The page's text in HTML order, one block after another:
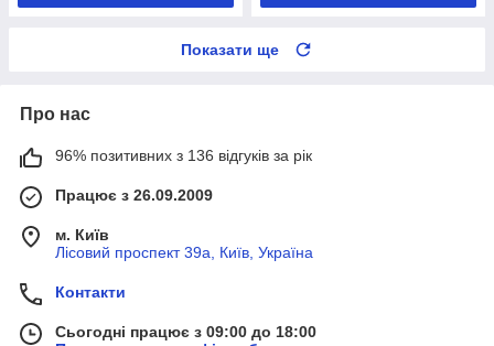
Показати ще
Про нас
96% позитивних з 136 відгуків за рік
Працює з 26.09.2009
м. Київ
Лісовий проспект 39а, Київ, Україна
Контакти
Сьогодні працює з 09:00 до 18:00